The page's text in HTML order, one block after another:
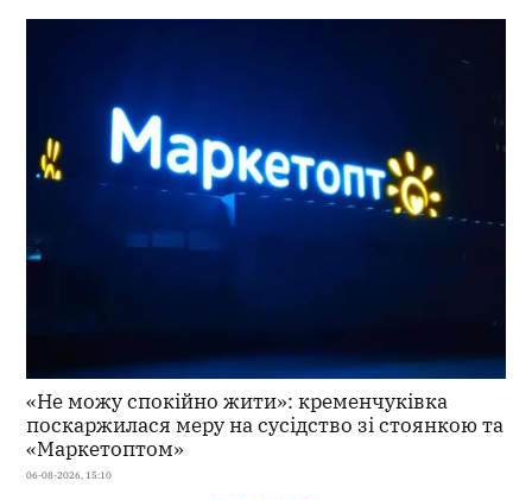
«Не можу спокійно жити»: кременчуківка
поскаржилася меру на сусідство зі стоянкою та
«Маркетоптом»
06-08-2026, 15:10